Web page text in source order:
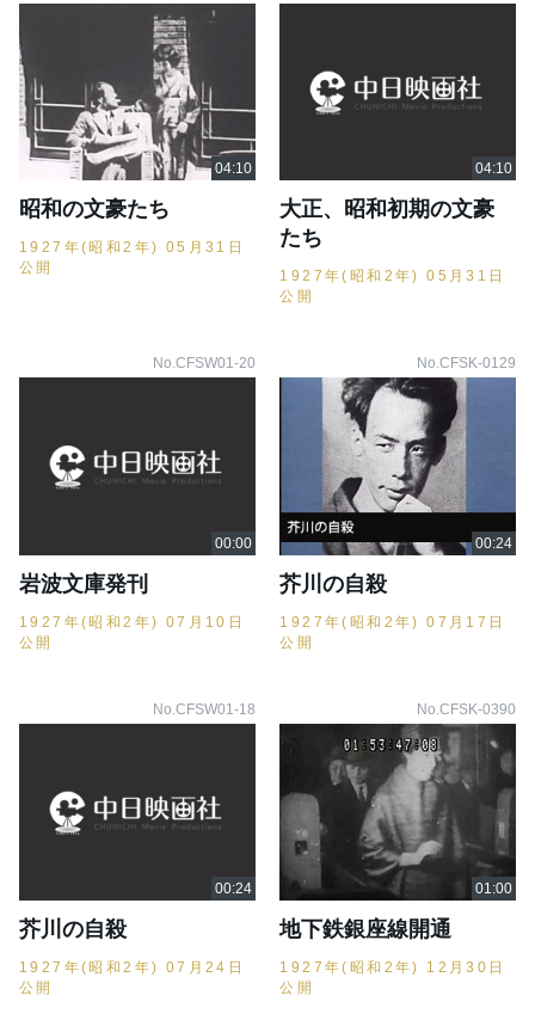
昭和の文豪たち
1927年(昭和2年) 05月31日
公開
大正、昭和初期の文豪
たち
1927年(昭和2年) 05月31日
公開
No.CFSW01-20
岩波文庫発刊
1927年(昭和2年) 07月10日
公開
No.CFSK-0129
芥川の自殺
1927年(昭和2年) 07月17日
公開
No.CFSW01-18
芥川の自殺
1927年(昭和2年) 07月24日
公開
No.CFSK-0390
地下鉄銀座線開通
1927年(昭和2年) 12月30日
公開